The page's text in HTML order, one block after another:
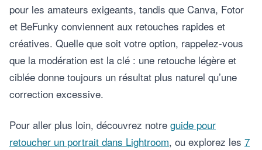
pour les amateurs exigeants, tandis que Canva, Fotor
et BeFunky conviennent aux retouches rapides et
créatives. Quelle que soit votre option, rappelez-vous
que la modération est la clé : une retouche légère et
ciblée donne toujours un résultat plus naturel qu’une
correction excessive.
Pour aller plus loin, découvrez notre guide pour
retoucher un portrait dans Lightroom, ou explorez les 7